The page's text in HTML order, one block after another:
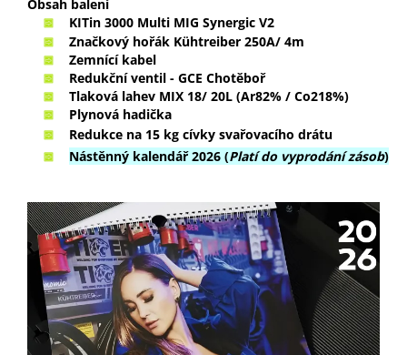
Obsah balení
KITin 3000 Multi MIG Synergic V2
Značkový hořák Kühtreiber 250A/ 4m
Zemnící kabel
Redukční ventil - GCE Chotěboř
Tlaková lahev MIX 18/ 20L (Ar82% / Co218%)
Plynová hadička
Redukce na 15 kg cívky svařovacího drátu
Nástěnný kalendář 2026 (Platí do vyprodání zásob)